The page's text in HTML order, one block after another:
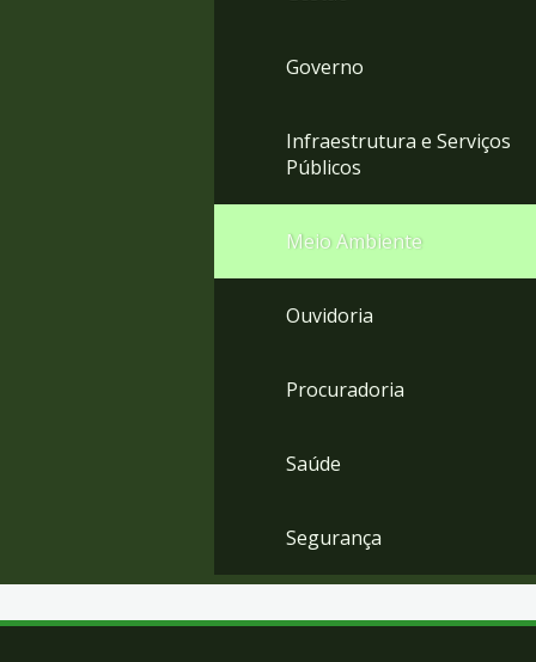
Governo
Infraestrutura e Serviços
Públicos
Meio Ambiente
Ouvidoria
Procuradoria
Saúde
Segurança